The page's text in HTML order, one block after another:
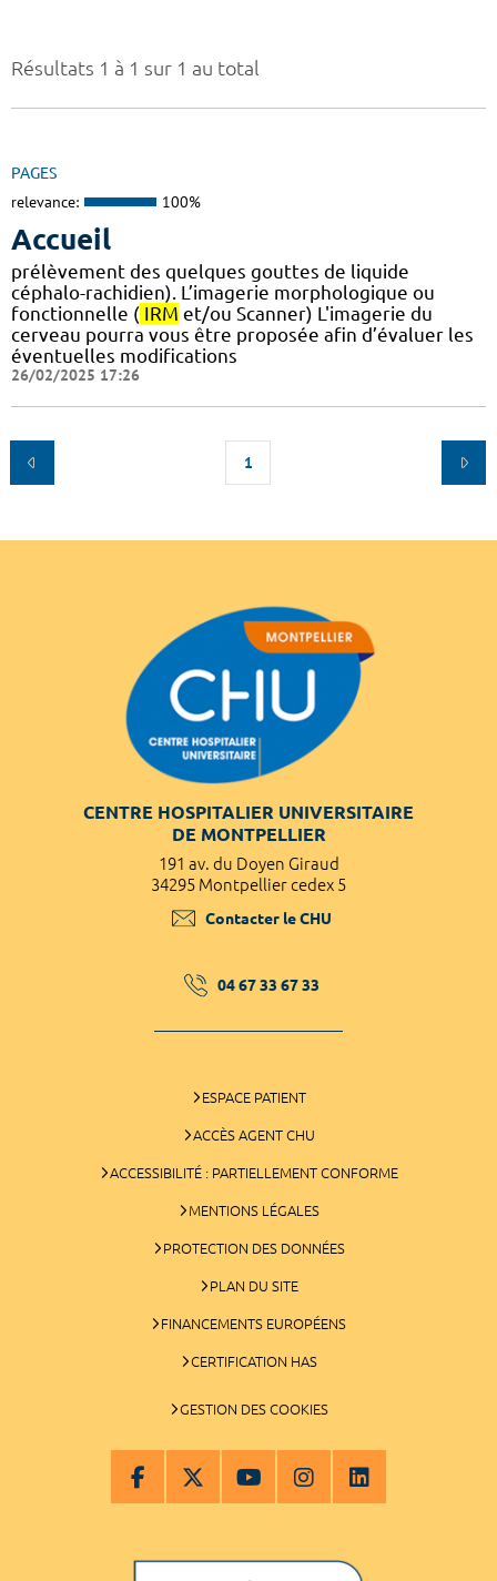
Résultats 1 à 1 sur 1 au total
PAGES
relevance: 100%
Accueil
prélèvement des quelques gouttes de liquide
céphalo-rachidien). L’imagerie morphologique ou
fonctionnelle ( IRM et/ou Scanner) L'imagerie du
cerveau pourra vous être proposée afin d’évaluer les
éventuelles modifications
26/02/2025 17:26
1
CENTRE HOSPITALIER UNIVERSITAIRE
DE MONTPELLIER
191 av. du Doyen Giraud
34295 Montpellier cedex 5
Contacter le CHU
04 67 33 67 33
ESPACE PATIENT
ACCÈS AGENT CHU
ACCESSIBILITÉ : PARTIELLEMENT CONFORME
MENTIONS LÉGALES
PROTECTION DES DONNÉES
PLAN DU SITE
FINANCEMENTS EUROPÉENS
CERTIFICATION HAS
GESTION DES COOKIES